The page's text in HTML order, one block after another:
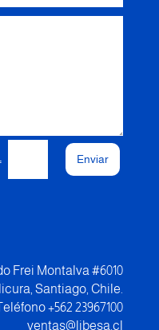
Enviar
Frei Montalva #6010
Santiago, Chile.
Teléfono +562 23967100
ventas@libesa.cl